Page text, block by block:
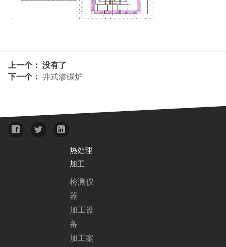
上一个： 没有了
下一个： 井式渗碳炉
热处理
加工
检测仪
器
加工设
备
加工案